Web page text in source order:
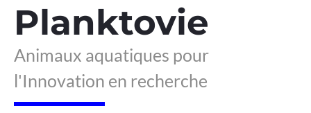
Planktovie
Animaux aquatiques pour
l'Innovation en recherche